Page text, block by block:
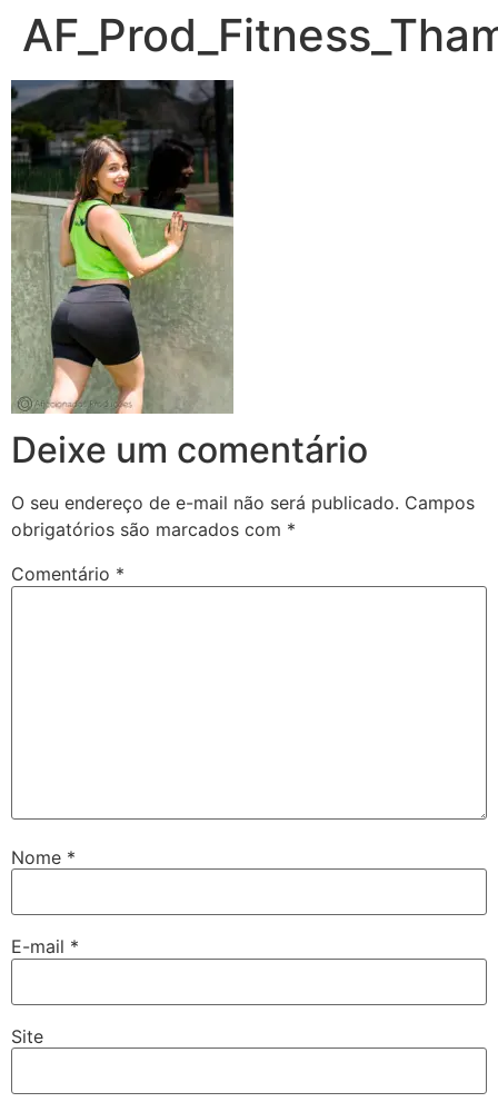
Deixe um comentário
O seu endereço de e-mail não será publicado. Campos
obrigatórios são marcados com *
Comentário *
Nome *
E-mail *
Site